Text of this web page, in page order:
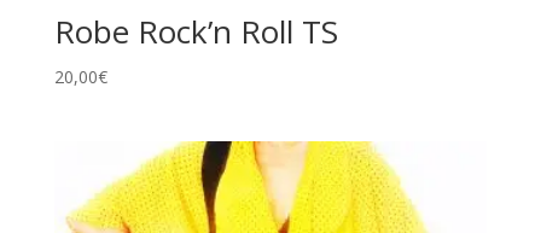
Robe Rock’n Roll TS
20,00€